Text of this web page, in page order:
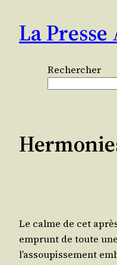
contenu
La
Rechercher
Le calme de cet
emprunt de toute
l’as­sou­pis­se­ment